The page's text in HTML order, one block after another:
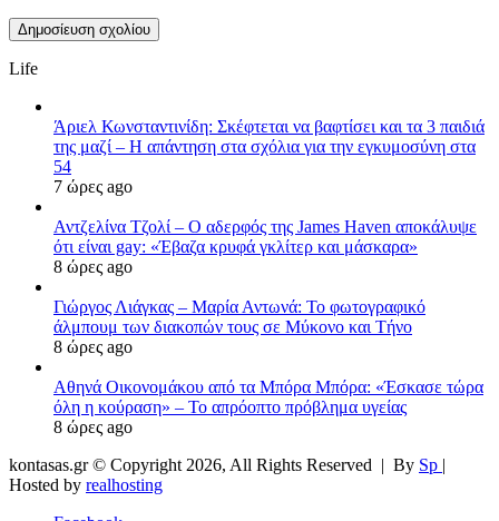
Life
Άριελ Κωνσταντινίδη: Σκέφτεται να βαφτίσει και τα 3 παιδιά
της μαζί – Η απάντηση στα σχόλια για την εγκυμοσύνη στα
54
7 ώρες ago
Αντζελίνα Τζολί – Ο αδερφός της James Haven αποκάλυψε
ότι είναι gay: «Έβαζα κρυφά γκλίτερ και μάσκαρα»
8 ώρες ago
Γιώργος Λιάγκας – Μαρία Αντωνά: Το φωτογραφικό
άλμπουμ των διακοπών τους σε Μύκονο και Τήνο
8 ώρες ago
Αθηνά Οικονομάκου από τα Μπόρα Μπόρα: «Έσκασε τώρα
όλη η κούραση» – Το απρόοπτο πρόβλημα υγείας
8 ώρες ago
kontasas.gr © Copyright 2026, All Rights Reserved | By Sp |
Hosted by realhosting